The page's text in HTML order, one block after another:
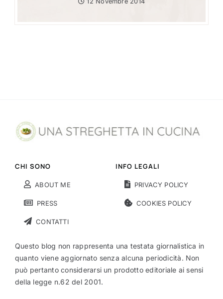
CHI SONO
ABOUT ME
PRESS
CONTATTI
INFO LEGALI
PRIVACY POLICY
COOKIES POLICY
Questo blog non rappresenta una testata giornalistica in
quanto viene aggiornato senza alcuna periodicità. Non
può pertanto considerarsi un prodotto editoriale ai sensi
della legge n.62 del 2001.